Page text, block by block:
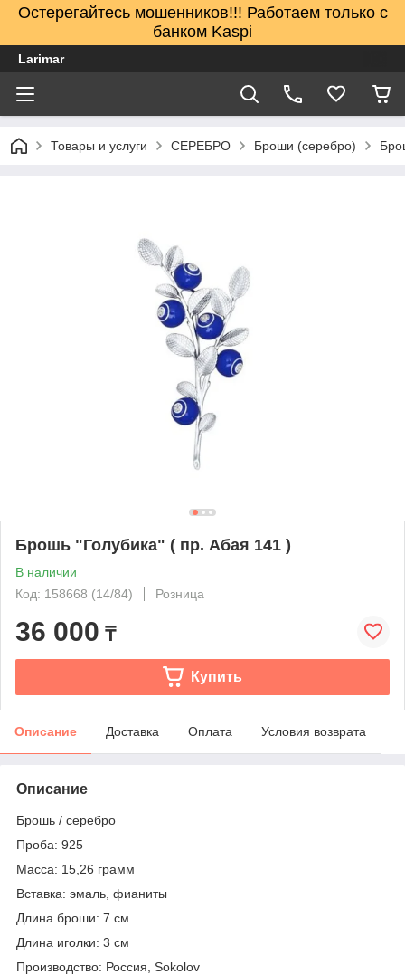
Остерегайтесь мошенников!!! Работаем только с
банком Kaspi
Larimar
Товары и услуги СЕРЕБРО Броши (серебро)
Брошь "Голубика" ( пр. Абая 141 )
В наличии
Код: 158668 (14/84)
Розница
36 000 ₸
Купить
Описание Доставка Оплата Условия возврата
Описание
Брошь / серебро
Проба: 925
Масса: 15,26 грамм
Вставка: эмаль, фианиты
Длина броши: 7 см
Длина иголки: 3 см
Производство: Россия, Sokolov